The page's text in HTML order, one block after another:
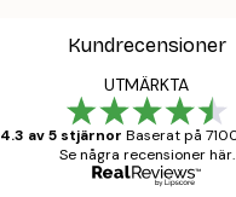
Kundrecensioner
UTMÄRKTA
4.3 av 5 stjärnor Baserat på
Se några recensioner här.